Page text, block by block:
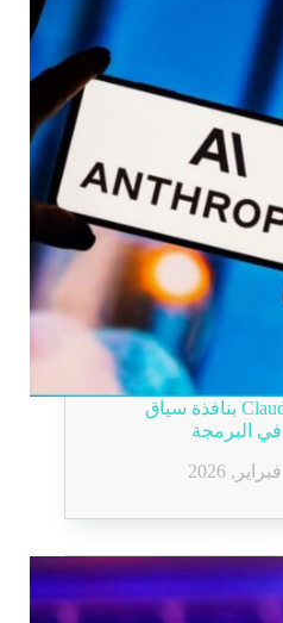
Anthropic تطلق Claude Opus 4.6 بنافذة سياق
البرمجة